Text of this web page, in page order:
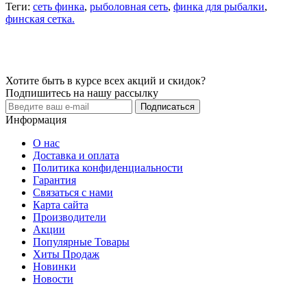
Теги: сеть финка, рыболовная сеть, финка для рыбалки,
финская сетка.
Хотите быть в курсе всех акций и скидок?
Подпишитесь на нашу рассылку
Подписаться
Информация
О нас
Доставка и оплата
Политика конфиденциальности
Гарантия
Связаться с нами
Карта сайта
Производители
Акции
Популярные Товары
Хиты Продаж
Новинки
Новости